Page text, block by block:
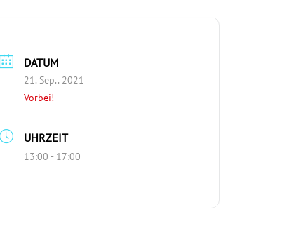
DATUM
21. Sep.. 2021
Vorbei!
UHRZEIT
13:00 - 17:00